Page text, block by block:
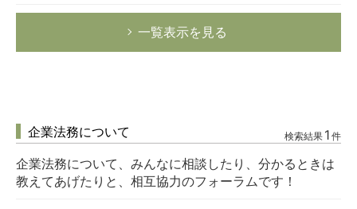
一覧表示を見る
企業法務について 検索結果 1 件
企業法務について、みんなに相談したり、分かるときは
教えてあげたりと、相互協力のフォーラムです！